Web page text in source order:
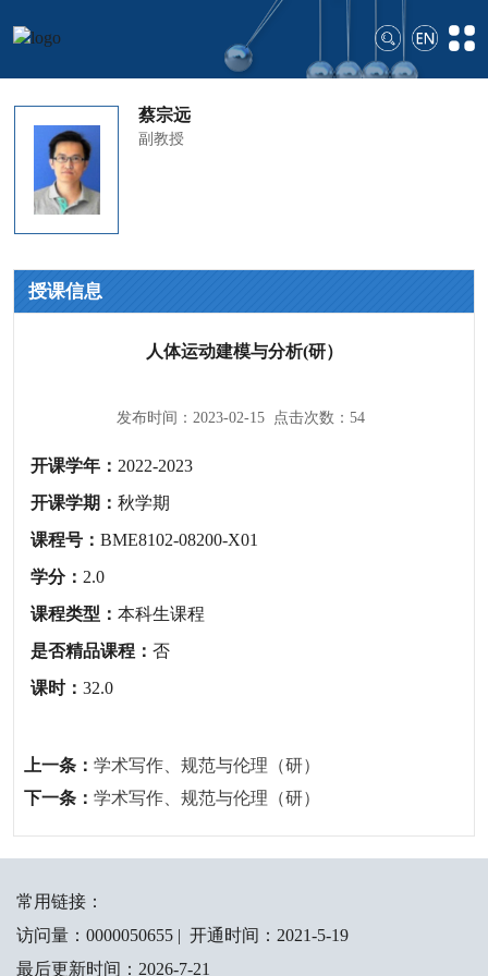
蔡宗远
副教授
授课信息
人体运动建模与分析(研）
发布时间：2023-02-15 点击次数：54
开课学年： 2022-2023
开课学期：秋学期
课程号：BME8102-08200-X01
学分： 2.0
课程类型：本科生课程
是否精品课程：否
课时：32.0
上一条： 学术写作、规范与伦理（研）
下一条： 学术写作、规范与伦理（研）
常用链接：
访问量： 0000050655| 开通时间： 2021-5-19
最后更新时间： 2026-7-21